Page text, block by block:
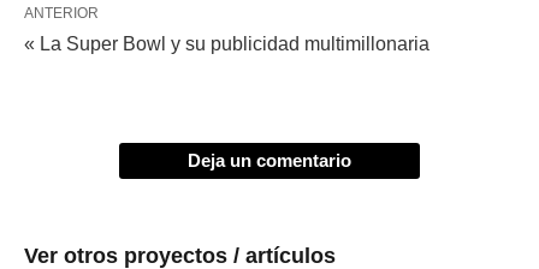
ANTERIOR
« La Super Bowl y su publicidad multimillonaria
Deja un comentario
Ver otros proyectos / artículos